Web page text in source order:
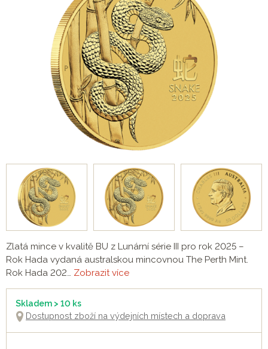
Zlatá mince v kvalitě BU z Lunární série III pro rok 2025 –
Rok Hada vydaná australskou mincovnou The Perth Mint.
Rok Hada 202… Zobrazit více
Skladem > 10 ks
Dostupnost zboží na výdejních místech a doprava